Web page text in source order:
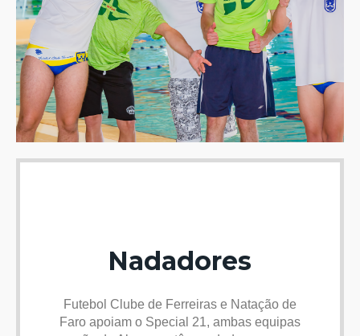
Nadadores
Futebol Clube de Ferreiras e Natação de
Faro apoiam o Special 21, ambas equipas